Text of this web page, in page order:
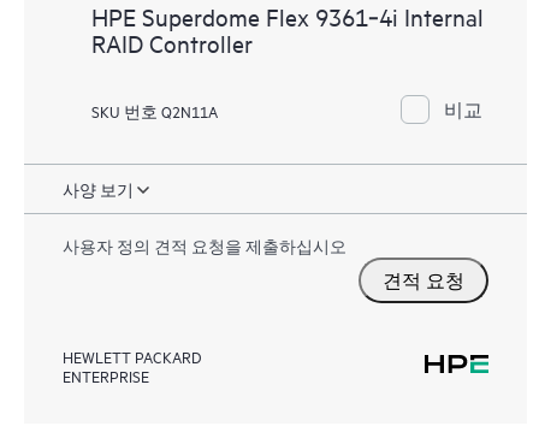
HPE Superdome Flex 9361‑4i Internal
RAID Controller
SKU 번호 Q2N11A 비교
사양 보기
사용자 정의 견적 요청을 제출하십시오
견적 요청
HEWLETT PACKARD
ENTERPRISE